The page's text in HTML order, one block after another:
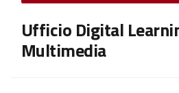
Ufficio Digital
Multimedia